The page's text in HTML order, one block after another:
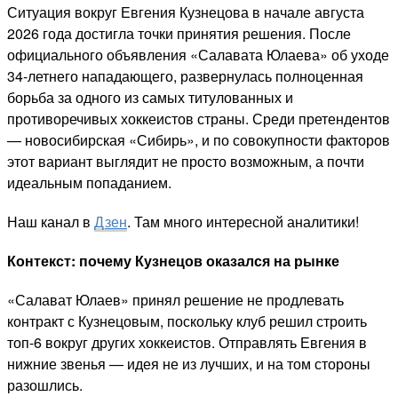
Ситуация вокруг Евгения Кузнецова в начале августа
2026 года достигла точки принятия решения. После
официального объявления «Салавата Юлаева» об уходе
34-летнего нападающего, развернулась полноценная
борьба за одного из самых титулованных и
противоречивых хоккеистов страны. Среди претендентов
— новосибирская «Сибирь», и по совокупности факторов
этот вариант выглядит не просто возможным, а почти
идеальным попаданием.
Наш канал в Дзен. Там много интересной аналитики!
Контекст: почему Кузнецов оказался на рынке
«Салават Юлаев» принял решение не продлевать
контракт с Кузнецовым, поскольку клуб решил строить
топ-6 вокруг других хоккеистов. Отправлять Евгения в
нижние звенья — идея не из лучших, и на том стороны
разошлись.